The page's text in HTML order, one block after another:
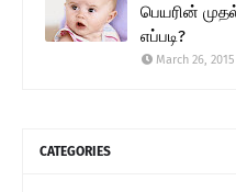
பெயரின்
எப்படி?
March 26, 2015
CATEGORIES